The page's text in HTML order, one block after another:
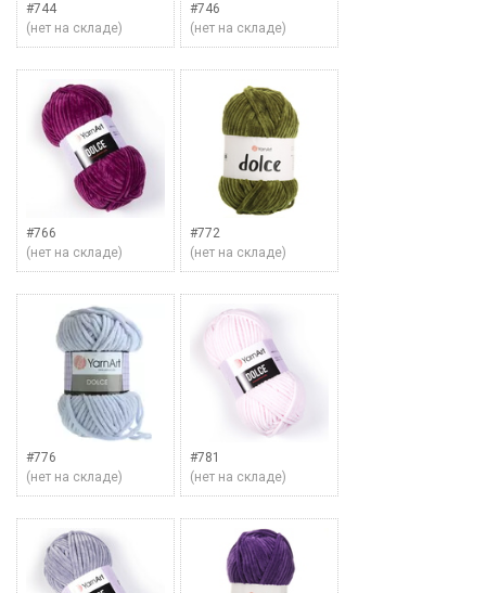
#744
(нет на складе)
#746
(нет на складе)
#766
(нет на складе)
#772
(нет на складе)
#776
(нет на складе)
#781
(нет на складе)